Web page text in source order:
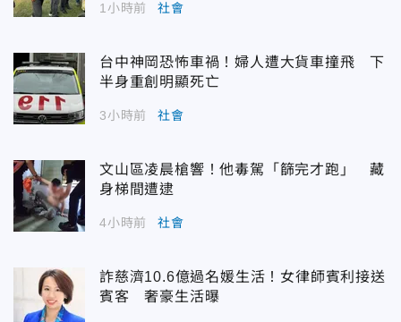
1小時前 社會
台中神岡恐怖車禍！婦人遭大貨車撞飛 下
半身重創明顯死亡
3小時前 社會
文山區凌晨槍響！他毒駕「篩完才跑」 藏
身梯間遭逮
4小時前 社會
詐慈濟10.6億過名媛生活！女律師賓利接送
賓客 奢豪生活曝